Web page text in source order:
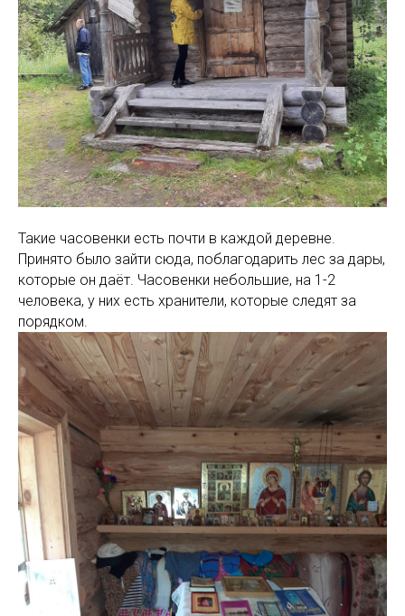
Такие часовенки есть почти в каждой деревне.
Принято было зайти сюда, поблагодарить лес за дары,
которые он даёт. Часовенки небольшие, на 1-2
человека, у них есть хранители, которые следят за
порядком.